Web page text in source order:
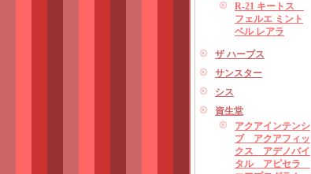
R-21 キートス
フェルエ ミント
ベル レアラ
ザ ハーブス
サンスター
シス
資生堂
アクアインテンシ
ブ アクアフィッ
クス アデノバイ
タル アピセラ